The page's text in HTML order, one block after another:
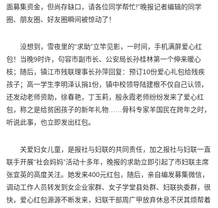
面募集资金，但尚存缺口，请各位同学帮忙!”晚报记者编辑的同学
圈、朋友圈、好友圈瞬间被惊动了！
没想到，雪夜里的“求助”立竿见影，一时间，手机满屏爱心红
包！当晚9时许，句容市副市长、公安局长孙桂林第一个伸来暖心
枝；随后，镇江市残联理事长孙萍回复：预订10份爱心礼包给残疾
孩子；高一学生李明泽认捐1份，镇中校领导陆建根不仅自己认领，
还发动老师资助，徐春艳，丁玉莉，殷永霞老师纷纷发来了爱心红
包，称之是给贫困孩子的新年礼物……骨科专家羊国民在跨年之时，
听说此事，也立即发出红包。
关爱妇女儿童，是报社与妇联的共同责任，加之报社与妇联一直
联手开展“社会妈妈”活动十多年，晚报的求助立即引起了市妇联主席
张宜英的高度关注。她发来400元红包，随后，亲自编发募集微信，
调动工作人员转发到女企业家群、女子学堂县处群、妇联执委群，很
快，爱心红包源源不断发来，妇联干部周广甲放弃休息不厌其烦帮着